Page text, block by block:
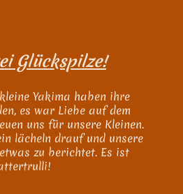
Glückspilze!
Yakima haben ihre
es war Liebe auf dem
uns für unsere Kleinen.
lächeln drauf und unsere
zu berichtet. Es ist